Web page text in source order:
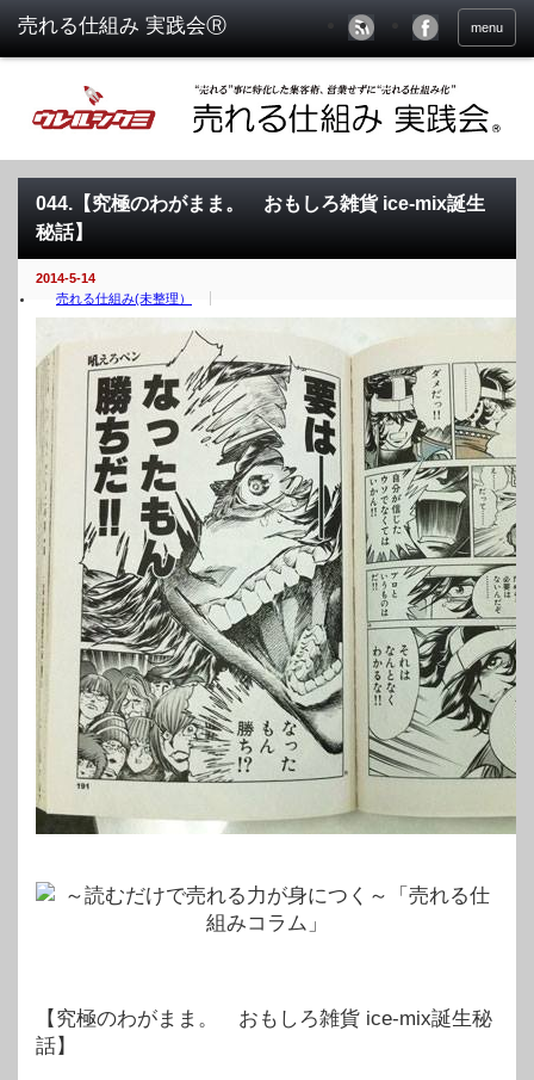
menu
044.【究極のわがまま。 おもしろ雑貨 ice-mix誕生
秘話】
2014-5-14
売れる仕組み(未整理）
【究極のわがまま。 おもしろ雑貨 ice-mix誕生秘
話】